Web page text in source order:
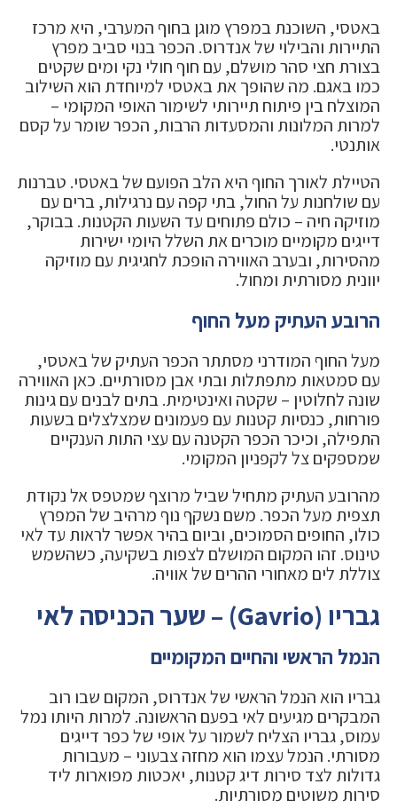
באטסי, השוכנת במפרץ מוגן בחוף המערבי, היא מרכז
התיירות והבילוי של אנדרוס. הכפר בנוי סביב מפרץ
בצורת חצי סהר מושלם, עם חוף חולי נקי ומים שקטים
כמו באגם. מה שהופך את באטסי למיוחדת הוא השילוב
המוצלח בין פיתוח תיירותי לשימור האופי המקומי –
למרות המלונות והמסעדות הרבות, הכפר שומר על קסם
אותנטי.
הטיילת לאורך החוף היא הלב הפועם של באטסי. טברנות
עם שולחנות על החול, בתי קפה עם נרגילות, ברים עם
מוזיקה חיה – כולם פתוחים עד השעות הקטנות. בבוקר,
דייגים מקומיים מוכרים את השלל היומי ישירות
מהסירות, ובערב האווירה הופכת לחגיגית עם מוזיקה
יוונית מסורתית ומחול.
הרובע העתיק מעל החוף
מעל החוף המודרני מסתתר הכפר העתיק של באטסי,
עם סמטאות מתפתלות ובתי אבן מסורתיים. כאן האווירה
שונה לחלוטין – שקטה ואינטימית. בתים לבנים עם גינות
פורחות, כנסיות קטנות עם פעמונים שמצלצלים בשעות
התפילה, וכיכר הכפר הקטנה עם עצי התות הענקיים
שמספקים צל לקפניון המקומי.
מהרובע העתיק מתחיל שביל מרוצף שמטפס אל נקודת
תצפית מעל הכפר. משם נשקף נוף מרהיב של המפרץ
כולו, החופים הסמוכים, וביום בהיר אפשר לראות עד לאי
טינוס. זהו המקום המושלם לצפות בשקיעה, כשהשמש
צוללת לים מאחורי ההרים של אוויה.
גבריו (Gavrio) – שער הכניסה לאי
הנמל הראשי והחיים המקומיים
גבריו הוא הנמל הראשי של אנדרוס, המקום שבו רוב
המבקרים מגיעים לאי בפעם הראשונה. למרות היותו נמל
עמוס, גבריו הצליח לשמור על אופי של כפר דייגים
מסורתי. הנמל עצמו הוא מחזה צבעוני – מעבורות
גדולות לצד סירות דיג קטנות, יאכטות מפוארות ליד
סירות משוטים מסורתיות.